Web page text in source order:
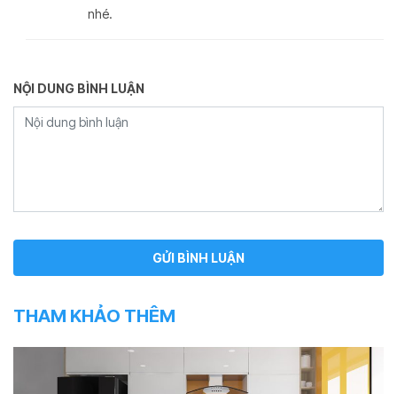
nhé.
NỘI DUNG BÌNH LUẬN
THAM KHẢO THÊM